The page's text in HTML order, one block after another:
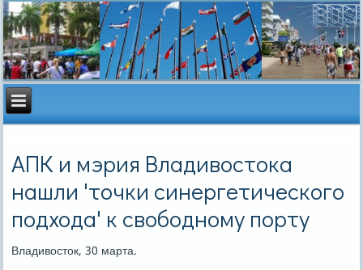
АПК и мэрия Владивостока
нашли 'точки синергетического
подхода' к свободному порту
Владивосток, 30 марта.